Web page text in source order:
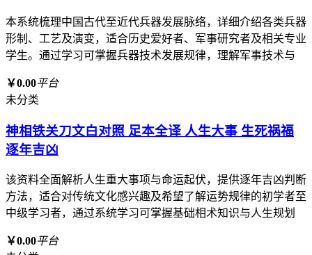
本系统梳理中国古代至近代兵器发展脉络，详细介绍各类兵器
形制、工艺及演变，适合历史爱好者、军事研究者及相关专业
学生。通过学习可掌握兵器技术发展规律，理解军事技术与
￥0.00平台
未分类
神相铁关刀文白对照 足本全译 人生大事 生死祸福
逐年吉凶
该资料全面解析人生重大事项与命运起伏，提供逐年吉凶判断
方法，适合对传统文化感兴趣及希望了解运势规律的初学者至
中级学习者，通过系统学习可掌握基础相术知识与人生规划
￥0.00平台